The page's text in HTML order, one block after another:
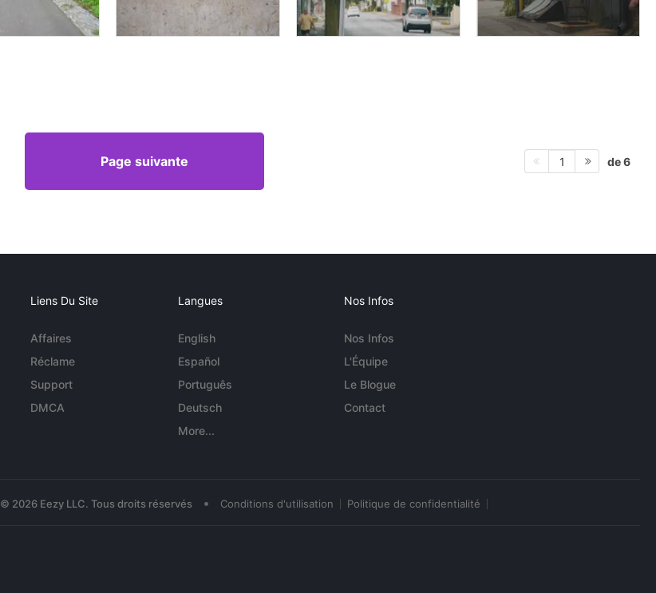
Page suivante 1 de 6
Liens Du Site
Affaires
Réclame
Support
DMCA
Langues
English
Español
Português
Deutsch
More...
Nos Infos
Nos Infos
L'Équipe
Le Blogue
Contact
© 2026 Eezy LLC. Tous droits réservés • Conditions d'utilisation Politique de confidentialité